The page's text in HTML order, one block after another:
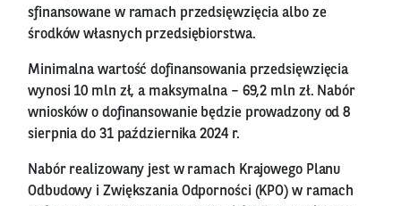
sfinansowane w ramach przedsięwzięcia albo ze
środków własnych przedsiębiorstwa.
Minimalna wartość dofinansowania przedsięwzięcia
wynosi 10 mln zł, a maksymalna – 69,2 mln zł. Nabór
wniosków o dofinansowanie będzie prowadzony od 8
sierpnia do 31 października 2024 r.
Nabór realizowany jest w ramach Krajowego Planu
Odbudowy i Zwiększania Odporności (KPO) w ramach